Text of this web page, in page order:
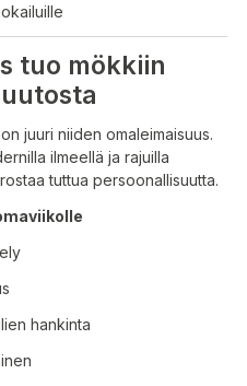
tuo mökkiin
juuri niiden omaleimaisuus.
ilmeellä ja rajuilla
tuttua persoonallisuutta.
hankinta